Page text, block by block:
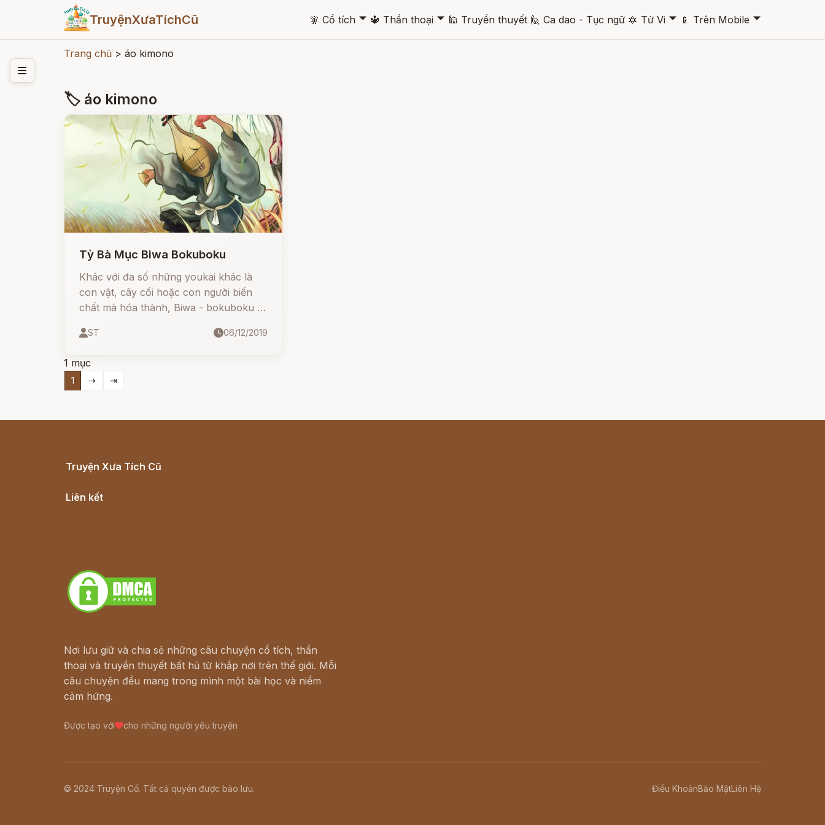
TruyệnXưaTíchCũ 🧚 Cổ tích 🞃 🔱 Thần thoại 🞃 🕌 Truyền thuyết 🙋 Ca dao - Tục ngữ 🔯 Tử Vi 🞃 📱 Trên Mobile 🞃
Trang chủ > áo kimono
🏷 áo kimono
Tỳ Bà Mục Biwa Bokuboku
Khác với đa số những youkai khác là
con vật, cây cối hoặc con người biến
chất mà hóa thành, Biwa - bokuboku lại
- yêu tinh đồ vật, thuộc nhóm "nhạc cụ
ST 06/12/2019
1 mục
1 ⇢ ⇥
Truyện Xưa Tích Cũ
Liên kết
Nơi lưu giữ và chia sẻ những câu chuyện cổ tích, thần
thoại và truyền thuyết bất hủ từ khắp nơi trên thế giới. Mỗi
câu chuyện đều mang trong mình một bài học và niềm
cảm hứng.
Được tạo với cho những người yêu truyện
© 2024 Truyện Cổ. Tất cả quyền được bảo lưu. Điều KhoảnBảo MậtLiên Hệ